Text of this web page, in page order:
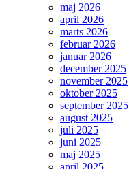
maj 2026
april 2026
marts 2026
februar 2026
januar 2026
december 2025
november 2025
oktober 2025
september 2025
august 2025
juli 2025
juni 2025
maj 2025
april 2025